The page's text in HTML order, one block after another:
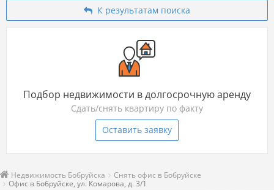
К результатам поиска
Подбор недвижимости в долгосрочную аренду
Сдать/снять квартиру по факту
Оставить заявку
Недвижимость Бобруйска
Снять офис в Бобруйске
Офис в Бобруйске, ул. Комарова, д. 3/1